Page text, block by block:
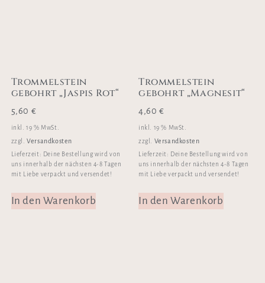
Trommelstein
gebohrt „Jaspis Rot“
5,60 €
inkl. 19 % MwSt.
zzgl.Versandkosten
Lieferzeit: Deine Bestellung wird von
uns innerhalb der nächsten 4-8 Tagen
mit Liebe verpackt und versendet!
In den Warenkorb
Trommelstein
gebohrt „Magnesit“
4,60 €
inkl. 19 % MwSt.
zzgl. Versandkosten
Lieferzeit: Deine Bestellung wird von
uns innerhalb der nächsten 4-8 Tagen
mit Liebe verpackt und versendet!
In den Warenkorb